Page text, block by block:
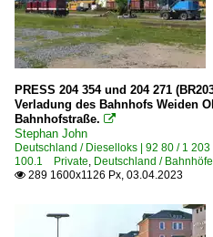
PRESS 204 354 und 204 271
Verladung des Bahnhofs Weiden
Bahnhofstraße. 
Stephan John
Deutschland / Dieselloks | 92 80 / 1
100.1 Private, Deutschland /
 289 1600x1126 Px, 03.04.2023